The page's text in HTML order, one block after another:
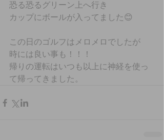
恐る恐るグリーン上へ行き
カップにボールが入ってました😊
この日のゴルフはメロメロでしたが
時には良い事も！！！
帰りの運転はいつも以上に神経を使っ
て帰ってきました。